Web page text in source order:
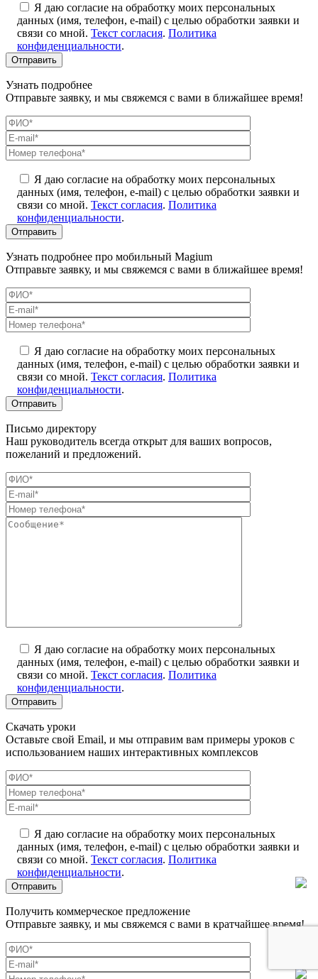
Я даю согласие на обработку моих персональных
данных (имя, телефон, e-mail) с целью обработки заявки и
связи со мной. Текст согласия. Политика
конфиденциальности.
Узнать подробнее
Отправьте заявку, и мы свяжемся с вами в ближайшее время!
Я даю согласие на обработку моих персональных
данных (имя, телефон, e-mail) с целью обработки заявки и
связи со мной. Текст согласия. Политика
конфиденциальности.
Узнать подробнее про мобильный Magium
Отправьте заявку, и мы свяжемся с вами в ближайшее время!
Я даю согласие на обработку моих персональных
данных (имя, телефон, e-mail) с целью обработки заявки и
связи со мной. Текст согласия. Политика
конфиденциальности.
Письмо директору
Наш руководитель всегда открыт для ваших вопросов,
пожеланий и предложений.
Я даю согласие на обработку моих персональных
данных (имя, телефон, e-mail) с целью обработки заявки и
связи со мной. Текст согласия. Политика
конфиденциальности.
Скачать уроки
Оставьте свой Email, и мы отправим вам примеры уроков с
использованием наших интерактивных комплексов
Я даю согласие на обработку моих персональных
данных (имя, телефон, e-mail) с целью обработки заявки и
связи со мной. Текст согласия. Политика
конфиденциальности.
Получить коммерческое предложение
Отправьте заявку, и мы свяжемся с вами в кратчайшее время!